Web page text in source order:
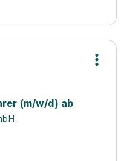
(m/w/d) ab